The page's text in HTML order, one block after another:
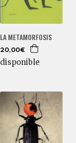
LA METAMORFOSIS
20,00€
disponible